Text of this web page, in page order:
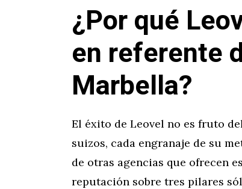
¿Por qué
en referente
Marbella?
El éxito de Leovel no es fruto
suizos, cada engranaje de su
de otras agencias que ofrecen
reputación sobre tres pilares